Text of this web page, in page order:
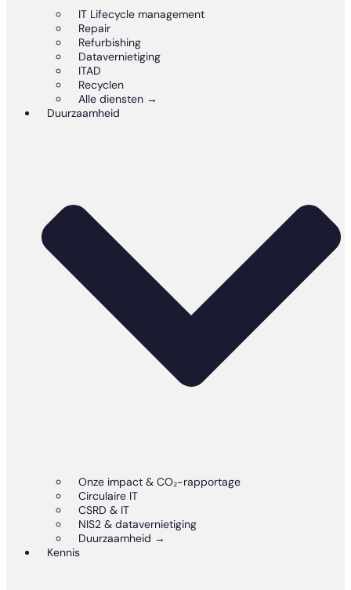
IT Lifecycle management
Repair
Refurbishing
Datavernietiging
ITAD
Recyclen
Alle diensten →
Duurzaamheid
Onze impact & CO₂-rapportage
Circulaire IT
CSRD & IT
NIS2 & datavernietiging
Duurzaamheid →
Kennis